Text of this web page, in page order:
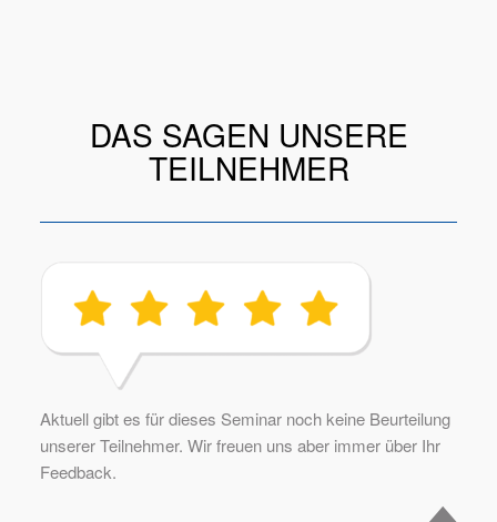
DAS SAGEN UNSERE
TEILNEHMER
Aktuell gibt es für dieses Seminar noch keine Beurteilung
unserer Teilnehmer. Wir freuen uns aber immer über Ihr
Feedback.